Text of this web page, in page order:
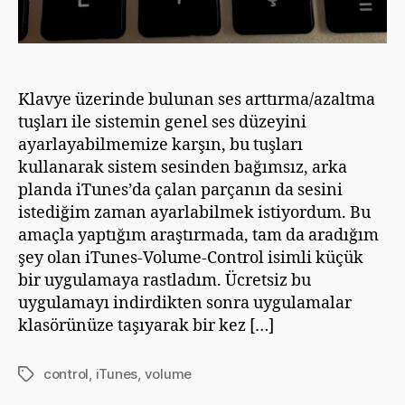
Klavye üzerinde bulunan ses arttırma/azaltma
tuşları ile sistemin genel ses düzeyini
ayarlayabilmemize karşın, bu tuşları
kullanarak sistem sesinden bağımsız, arka
planda iTunes’da çalan parçanın da sesini
istediğim zaman ayarlabilmek istiyordum. Bu
amaçla yaptığım araştırmada, tam da aradığım
şey olan iTunes-Volume-Control isimli küçük
bir uygulamaya rastladım. Ücretsiz bu
uygulamayı indirdikten sonra uygulamalar
klasörünüze taşıyarak bir kez […]
Etiketler
control iTunes volume